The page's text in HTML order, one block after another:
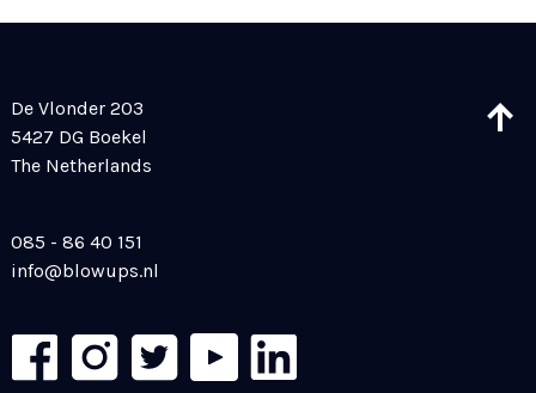
De Vlonder 203
5427 DG Boekel
The Netherlands
085 - 86 40 151
info@blowups.nl